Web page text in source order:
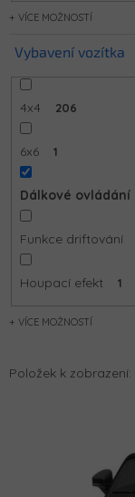
MOŽNOSTÍ
Vybavení vozítka
4x4 206
6x6 1
Dálkové ovládání
Funkce driftování
Houpací efekt 1
MOŽNOSTÍ
Položek k zobrazení: